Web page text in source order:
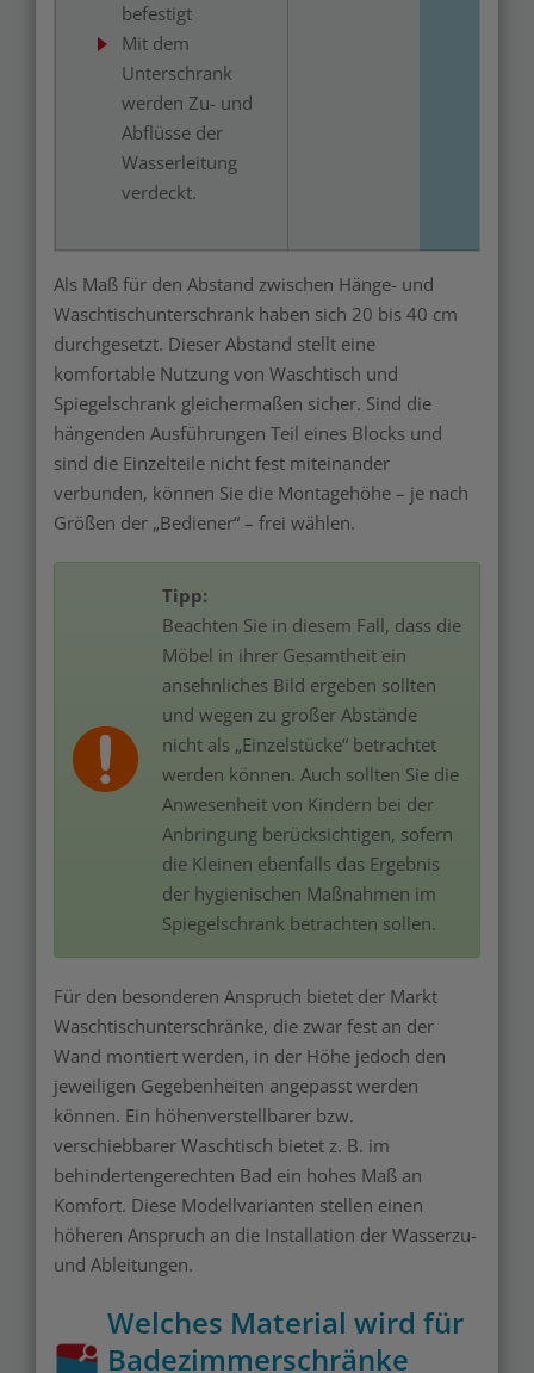
befestigt
Mit dem
Unterschrank
werden Zu- und
Abflüsse der
Wasserleitung
verdeckt.
Als Maß für den Abstand zwischen Hänge- und
Waschtischunterschrank haben sich 20 bis 40 cm
durchgesetzt. Dieser Abstand stellt eine
komfortable Nutzung von Waschtisch und
Spiegelschrank gleichermaßen sicher. Sind die
hängenden Ausführungen Teil eines Blocks und
sind die Einzelteile nicht fest miteinander
verbunden, können Sie die Montagehöhe – je nach
Größen der „Bediener“ – frei wählen.
Tipp:
Beachten Sie in diesem Fall, dass die
Möbel in ihrer Gesamtheit ein
ansehnliches Bild ergeben sollten
und wegen zu großer Abstände
nicht als „Einzelstücke“ betrachtet
werden können. Auch sollten Sie die
Anwesenheit von Kindern bei der
Anbringung berücksichtigen, sofern
die Kleinen ebenfalls das Ergebnis
der hygienischen Maßnahmen im
Spiegelschrank betrachten sollen.
Für den besonderen Anspruch bietet der Markt
Waschtischunterschränke, die zwar fest an der
Wand montiert werden, in der Höhe jedoch den
jeweiligen Gegebenheiten angepasst werden
können. Ein höhenverstellbarer bzw.
verschiebbarer Waschtisch bietet z. B. im
behindertengerechten Bad ein hohes Maß an
Komfort. Diese Modellvarianten stellen einen
höheren Anspruch an die Installation der Wasserzu-
und Ableitungen.
Welches Material wird für
Badezimmerschränke